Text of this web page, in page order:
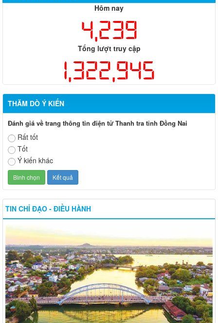
Hôm nay
4,239
Tổng lượt truy cập
1,322,945
THĂM DÒ Ý KIẾN
Đánh giá về trang thông tin điện tử Thanh tra tỉnh Đồng Nai
Rất tốt
Tốt
Ý kiến khác
TIN CHỈ ĐẠO - ĐIỀU HÀNH